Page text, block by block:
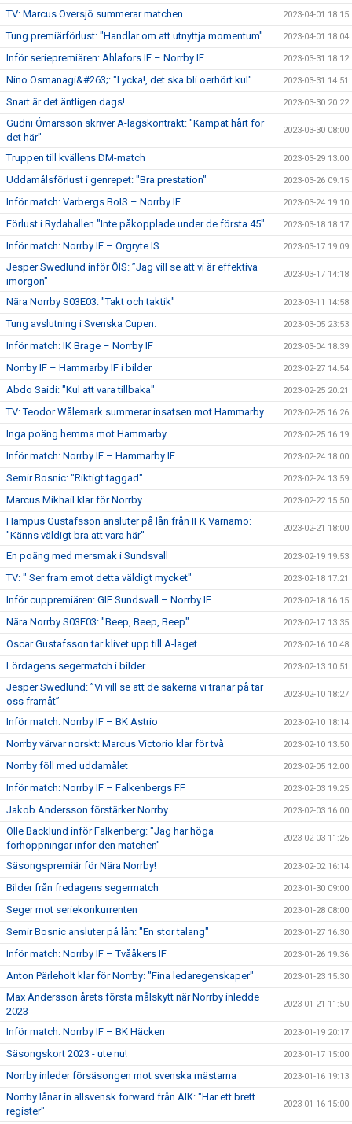
TV: Marcus Översjö summerar matchen 2023-04-01 18:15
Tung premiärförlust: "Handlar om att utnyttja momentum" 2023-04-01 18:04
Inför seriepremiären: Ahlafors IF – Norrby IF 2023-03-31 18:12
Nino Osmanagi&#263;: "Lycka!, det ska bli oerhört kul" 2023-03-31 14:51
Snart är det äntligen dags! 2023-03-30 20:22
Gudni Ómarsson skriver A-lagskontrakt: "Kämpat hårt för
det här"
2023-03-30 08:00
Truppen till kvällens DM-match 2023-03-29 13:00
Uddamålsförlust i genrepet: "Bra prestation" 2023-03-26 09:15
Inför match: Varbergs BoIS – Norrby IF 2023-03-24 19:10
Förlust i Rydahallen "Inte påkopplade under de första 45" 2023-03-18 18:17
Inför match: Norrby IF – Örgryte IS 2023-03-17 19:09
Jesper Swedlund inför ÖIS: ”Jag vill se att vi är effektiva
imorgon"
2023-03-17 14:18
Nära Norrby S03E03: "Takt och taktik" 2023-03-11 14:58
Tung avslutning i Svenska Cupen. 2023-03-05 23:53
Inför match: IK Brage – Norrby IF 2023-03-04 18:39
Norrby IF – Hammarby IF i bilder 2023-02-27 14:54
Abdo Saidi: "Kul att vara tillbaka" 2023-02-25 20:21
TV: Teodor Wålemark summerar insatsen mot Hammarby 2023-02-25 16:26
Inga poäng hemma mot Hammarby 2023-02-25 16:19
Inför match: Norrby IF – Hammarby IF 2023-02-24 18:00
Semir Bosnic: "Riktigt taggad" 2023-02-24 13:59
Marcus Mikhail klar för Norrby 2023-02-22 15:50
Hampus Gustafsson ansluter på lån från IFK Värnamo:
"Känns väldigt bra att vara här"
2023-02-21 18:00
En poäng med mersmak i Sundsvall 2023-02-19 19:53
TV: " Ser fram emot detta väldigt mycket" 2023-02-18 17:21
Inför cuppremiären: GIF Sundsvall – Norrby IF 2023-02-18 16:15
Nära Norrby S03E03: "Beep, Beep, Beep" 2023-02-17 13:35
Oscar Gustafsson tar klivet upp till A-laget. 2023-02-16 10:48
Lördagens segermatch i bilder 2023-02-13 10:51
Jesper Swedlund: ”Vi vill se att de sakerna vi tränar på tar
oss framåt”
2023-02-10 18:27
Inför match: Norrby IF – BK Astrio 2023-02-10 18:14
Norrby värvar norskt: Marcus Victorio klar för två 2023-02-10 13:50
Norrby föll med uddamålet 2023-02-05 12:00
Inför match: Norrby IF – Falkenbergs FF 2023-02-03 19:25
Jakob Andersson förstärker Norrby 2023-02-03 16:00
Olle Backlund inför Falkenberg: "Jag har höga
förhoppningar inför den matchen"
2023-02-03 11:26
Säsongspremiär för Nära Norrby! 2023-02-02 16:14
Bilder från fredagens segermatch 2023-01-30 09:00
Seger mot seriekonkurrenten 2023-01-28 08:00
Semir Bosnic ansluter på lån: "En stor talang" 2023-01-27 16:30
Inför match: Norrby IF – Tvååkers IF 2023-01-26 19:36
Anton Pärleholt klar för Norrby: "Fina ledaregenskaper" 2023-01-23 15:30
Max Andersson årets första målskytt när Norrby inledde
2023
2023-01-21 11:50
Inför match: Norrby IF – BK Häcken 2023-01-19 20:17
Säsongskort 2023 - ute nu! 2023-01-17 15:00
Norrby inleder försäsongen mot svenska mästarna 2023-01-16 19:13
Norrby lånar in allsvensk forward från AIK: "Har ett brett
register"
2023-01-16 15:00